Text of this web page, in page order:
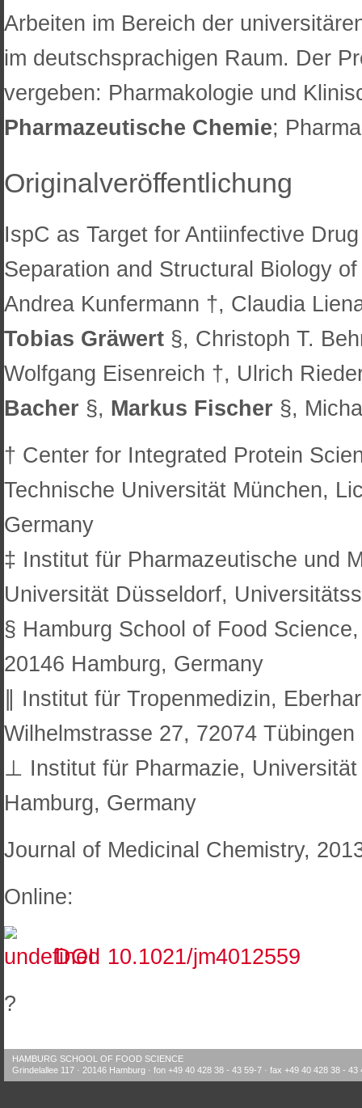
Arbeiten im Bereich der
im deutschsprachigen Raum. Der
vergeben: Pharmakologie und
Pharmazeutische Chemie;
Originalveröffentlichung
IspC as Target for Antiinfective
Separation and Structural Biology
Andrea Kunfermann †, Claudia
Tobias Gräwert §, Christoph T.
Wolfgang Eisenreich †, Ulrich
Bacher §, Markus Fischer §,
† Center for Integrated Protein
Technische Universität München,
Germany
‡ Institut für Pharmazeutische und
Universität Düsseldorf,
§ Hamburg School of Food
20146 Hamburg, Germany
∥ Institut für Tropenmedizin,
Wilhelmstrasse 27, 72074 Tübingen
⊥ Institut für Pharmazie,
Hamburg, Germany
Journal of Medicinal Chemistry,
Online:
DOI: 10.1021/jm4012559
?
HAMBURG SCHOOL OF FOOD SCIENCE
Grindelallee 117 · 20146 Hamburg · fon +49 40 428 38 - 43 59-7 · fax +49 40 428 38 - 43